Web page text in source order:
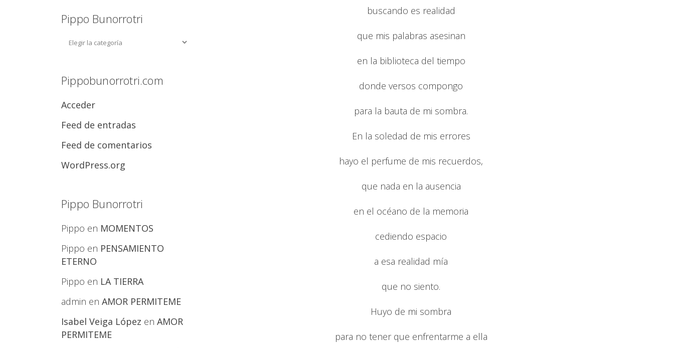
Pippo Bunorrotri
Pippobunorrotri.com
Acceder
Feed de entradas
Feed de comentarios
WordPress.org
Pippo Bunorrotri
Pippo en MOMENTOS
Pippo en PENSAMIENTO
ETERNO
Pippo en LA TIERRA
admin en AMOR PERMITEME
Isabel Veiga López en AMOR
PERMITEME
buscando es realidad
que mis palabras asesinan
en la biblioteca del tiempo
donde versos compongo
para la bauta de mi sombra.
En la soledad de mis errores
hayo el perfume de mis recuerdos,
que nada en la ausencia
en el océano de la memoria
cediendo espacio
a esa realidad mía
que no siento.
Huyo de mi sombra
para no tener que enfrentarme a ella